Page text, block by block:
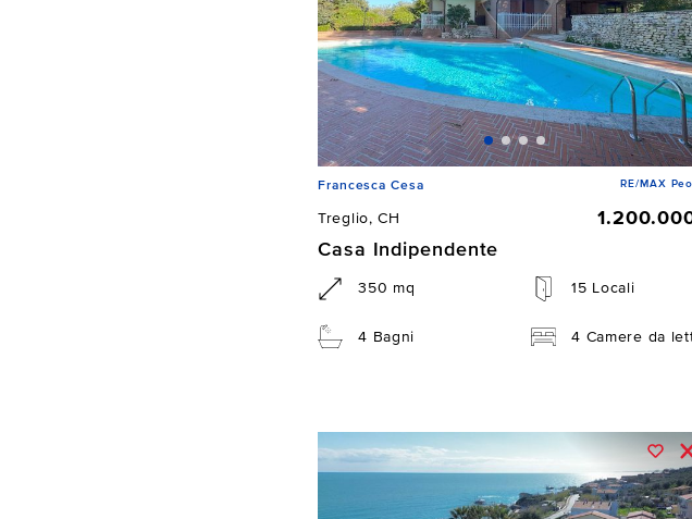
Francesca Cesa RE/MAX
Treglio, CH
Casa Indipendente
350 mq 15 Locali
4 Bagni 4 Camere da